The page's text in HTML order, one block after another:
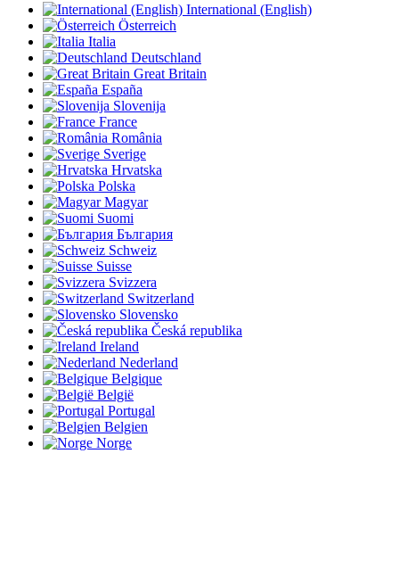
International (English)
Österreich
Italia
Deutschland
Great Britain
España
Slovenija
France
România
Sverige
Hrvatska
Polska
Magyar
Suomi
България
Schweiz
Suisse
Svizzera
Switzerland
Slovensko
Česká republika
Ireland
Nederland
Belgique
België
Portugal
Belgien
Norge